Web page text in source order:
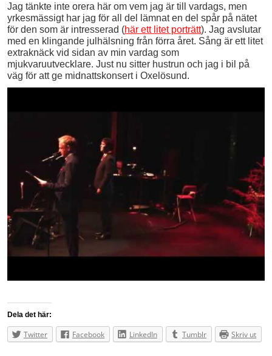
Jag tänkte inte orera här om vem jag är till vardags, men
yrkesmässigt har jag för all del lämnat en del spår på nätet
för den som är intresserad (här ett litet porträtt). Jag avslutar
med en klingande julhälsning från förra året. Sång är ett litet
extraknäck vid sidan av min vardag som
mjukvaruutvecklare. Just nu sitter hustrun och jag i bil på
väg för att ge midnattskonsert i Oxelösund.
Dela det här:
Twitter Facebook LinkedIn Tumblr Skriv ut